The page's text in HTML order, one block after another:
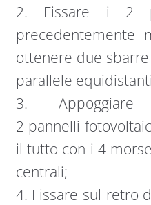
2. Fissare i 2
precedentemente
ottenere due
parallele
3.
2 pannelli
il tutto con i 4
centrali;
4. Fissare sul retro